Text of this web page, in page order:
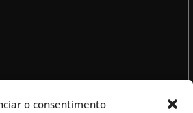
o consentimento